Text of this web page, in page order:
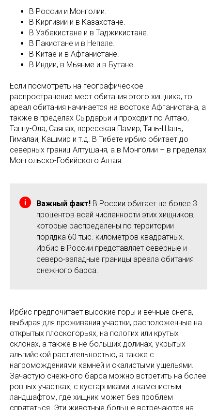
В России и Монголии.
В Киргизии и в Казахстане.
В Узбекистане и в Таджикистане.
В Пакистане и в Непале.
В Китае и в Афганистане.
В Индии, в Мьянме и в Бутане.
Если посмотреть на географическое
распространение мест обитания этого хищника, то
ареал обитания начинается на востоке Афганистана, а
также в пределах Сырдарьи и проходит по Алтаю,
Танну-Ола, Саянах, пересекая Памир, Тянь-Шань,
Гималаи, Кашмир и т.д. В Тибете ирбис обитает до
северных границ Алтушаня, а в Монголии – в пределах
Монгольско-Гобийского Алтая.
Важный факт! В России обитает не более 3
процентов всей численности этих хищников,
которые распределены по территории
порядка 60 тыс. километров квадратных.
Ирбис в России представляет северные и
северо-западные границы ареала обитания
снежного барса.
Ирбис предпочитает высокие горы и вечные снега,
выбирая для проживания участки, расположенные на
открытых плоскогорьях, на пологих или крутых
склонах, а также в не больших долинах, укрытых
альпийской растительностью, а также с
нагромождениями камней и скалистыми ущельями.
Зачастую снежного барса можно встретить на более
ровных участках, с кустарниками и каменистым
ландшафтом, где хищник может без проблем
спрятаться. Эти животные больше встречаются на